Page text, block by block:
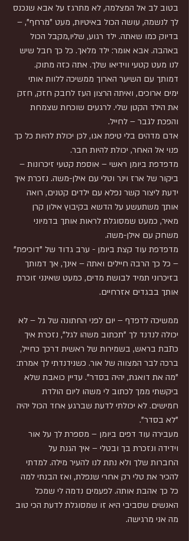
בטוב לב אל המצלמה, לא מתרגז על אבא שנכנס
לך לנשמה, עושה הכול באיטיות, מעט "מרחף", –
בדיוק כמו שאתה. ילד רגוע, שליו,מקבל הכול
באהבה. אבא אומר: ילד מלאך. כל כך חבל שיש
לנו מעט קטעי ווידיאו שלך. אתה כזה מתוק.
דמותך עם השיער הארוך ממשיכה ללוות אותי
ימים ארוכים, ואיתה הרצון העז לחבק חזק, חזק
את הילד הקטן שלי. לרגעים שוכחת שצמחת
והפכת לגבר – לחייל.
אדם מדהים בלי טיפת אגו, לכן יכולת להיות כל כך
פנוי אל האחר, יכולת להיות חבר.
מדפדפת ביומן ראשי – אוספת קטעי זיכרונות –
ביקור של ארז וינר וטלי עם אילן-משה. נזכרת איך
ידעת ליצור קשר נפלא עם ילדים קטנים, רואה
אותך משתעשע על הדשא בקיבוץ אילון קרן
מאיר, כמעט שמסוגלת לראות אותך בדמיוני
משחק עם אילן-משה.
מדפדפת עוד קצת ביומן - ערב גדוד של "דוכיפת"
– כל כך הרבה חיילים ואתה – אינך, אך דמותך
בזיכרוני תמיד לבושת מדים, כמעט שאינני זוכרת
אותך בבגדים אזרחיים.
ממשיכה לדפדף – יום לפני החתונה של גל – לא
יכולה לנדנד לך "תכתוב משהו לגל", נזכרת איך
כתבת בראש, בשמירות של ראשית דרכך כחייל,
ברכה לבר המצווה של אור. כשנידנדתי לך אמרת:
"מה את דואגת, יהיה בסדר". עדיין כואבת שלא
ביקשתי ממך לכתוב לי משהו ליום הולדת
חמישים. לא יכולתי לדעת שברגע אחד הכול יהיה
"לא בסדר".
מעבירה עוד דפים ביומן – מספרת לך על אור
וידידה ונזכרת בך ובטלי – איך הגנת על
החברות שלך ולא נתת לנו להעיר מילה. למדתי
להכיר את טלי רק אחרי שנפלת, ואז הבנתי למה
כל כך אהבת אותה. לפעמים נדמה לי שמכל
האנשים שסביבי היא זו שמסוגלת לדעת הכי טוב
מה אני מרגישה.